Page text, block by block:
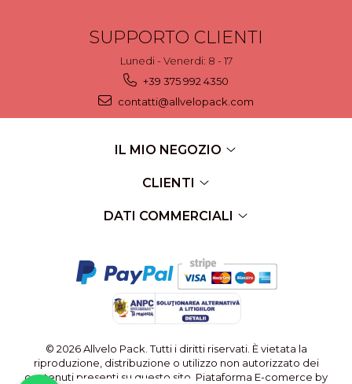
SUPPORTO CLIENTI
Lunedi - Venerdi: 8 - 17
+39 375 992 4350
contatti@allvelopack.com
IL MIO NEGOZIO
CLIENTI
DATI COMMERCIALI
© 2026 Allvelo Pack. Tutti i diritti riservati. È vietata la
riproduzione, distribuzione o utilizzo non autorizzato dei
contenuti presenti su questo sito. Piataforma E-comerce by